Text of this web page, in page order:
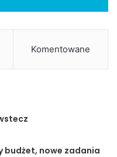
Komentowane
budżet, nowe zadania